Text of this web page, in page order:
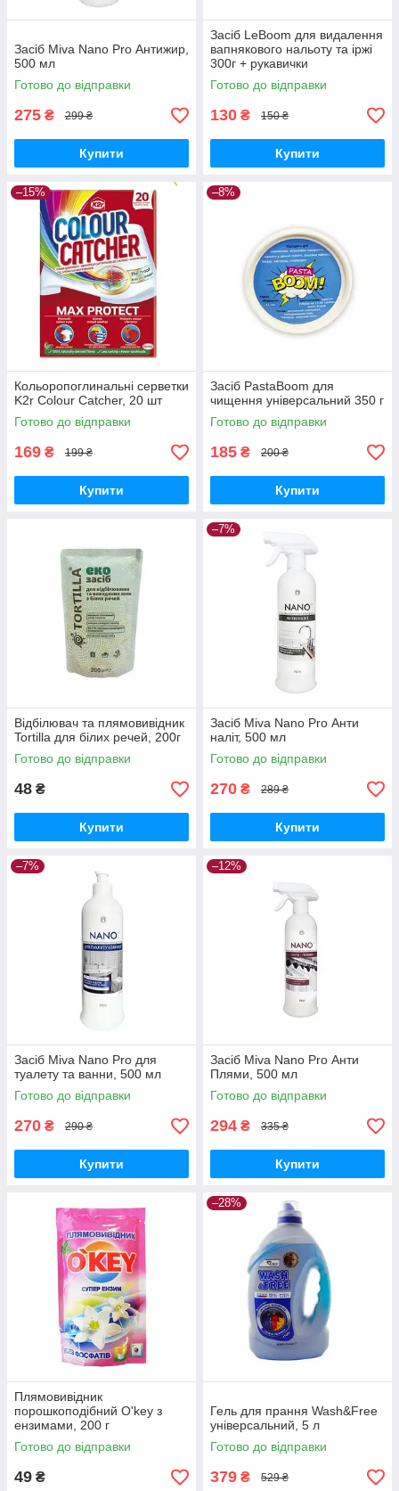
Засіб Miva Nano Pro Антижир,
500 мл
Готово до відправки
275 ₴ 299 ₴
Купити
Засіб LeBoom для видалення
вапнякового нальоту та іржі
300г + рукавички
Готово до відправки
130 ₴ 150 ₴
Купити
–15%
Кольоропоглинальні серветки
K2r Colour Catcher, 20 шт
Готово до відправки
169 ₴ 199 ₴
Купити
–8%
Засіб PastaBoom для
чищення універсальний 350 г
Готово до відправки
185 ₴ 200 ₴
Купити
Відбілювач та плямовивідник
Tortilla для білих речей, 200г
Готово до відправки
48 ₴
Купити
–7%
Засіб Miva Nano Pro Анти
наліт, 500 мл
Готово до відправки
270 ₴ 289 ₴
Купити
–7%
Засіб Miva Nano Pro для
туалету та ванни, 500 мл
Готово до відправки
270 ₴ 290 ₴
Купити
–12%
Засіб Miva Nano Pro Анти
Плями, 500 мл
Готово до відправки
294 ₴ 335 ₴
Купити
Плямовивідник
порошкоподібний O'key з
ензимами, 200 г
Готово до відправки
49 ₴
–28%
Гель для прання Wash&Free
універсальний, 5 л
Готово до відправки
379 ₴ 529 ₴